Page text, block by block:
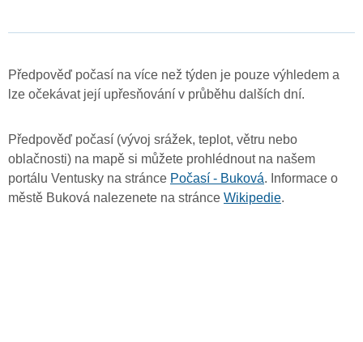
Předpověď počasí na více než týden je pouze výhledem a
lze očekávat její upřesňování v průběhu dalších dní.
Předpověď počasí (vývoj srážek, teplot, větru nebo
oblačnosti) na mapě si můžete prohlédnout na našem
portálu Ventusky na stránce Počasí - Buková. Informace o
městě Buková nalezenete na stránce Wikipedie.